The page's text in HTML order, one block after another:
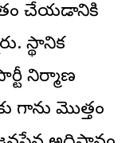
చేయడానికి
స్థానిక
నిర్మాణ
గాను మొత్తం